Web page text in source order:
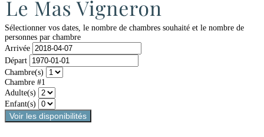
Sélectionner vos dates, le nombre de chambres souhaité et le nombre de
personnes par chambre
Arrivée
Départ
Chambre(s)
Chambre #1
Adulte(s)
Enfant(s)
Voir les disponibilités